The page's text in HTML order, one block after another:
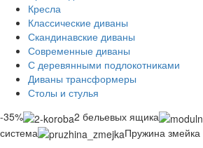
Кресла
Классические диваны
Скандинавские диваны
Современные диваны
С деревянными подлокотниками
Диваны трансформеры
Столы и стулья
-35%
2 бельевых ящика
система
Пружина змейка